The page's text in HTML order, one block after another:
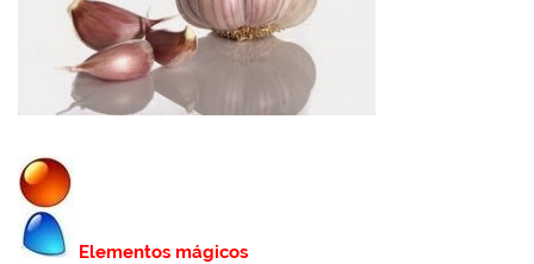
Elementos mágicos